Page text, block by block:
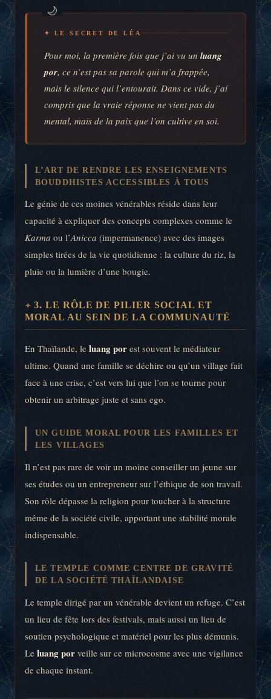
✦ LE SECRET DE LÉA
Pour moi, la première fois que j’ai vu un luang
por, ce n’est pas sa parole qui m’a frappée,
mais le silence qui l’entourait. Dans ce vide, j’ai
compris que la vraie réponse ne vient pas du
mental, mais de la paix que l’on cultive en soi.
L’ART DE RENDRE LES ENSEIGNEMENTS
BOUDDHISTES ACCESSIBLES À TOUS
Le génie de ces moines vénérables réside dans leur
capacité à expliquer des concepts complexes comme le
Karma ou l’Anicca (impermanence) avec des images
simples tirées de la vie quotidienne : la culture du riz, la
pluie ou la lumière d’une bougie.
3. LE RÔLE DE PILIER SOCIAL ET
MORAL AU SEIN DE LA COMMUNAUTÉ
En Thaïlande, le luang por est souvent le médiateur
ultime. Quand une famille se déchire ou qu’un village fait
face à une crise, c’est vers lui que l’on se tourne pour
obtenir un arbitrage juste et sans ego.
UN GUIDE MORAL POUR LES FAMILLES ET
LES VILLAGES
Il n’est pas rare de voir un moine conseiller un jeune sur
ses études ou un entrepreneur sur l’éthique de son travail.
Son rôle dépasse la religion pour toucher à la structure
même de la société civile, apportant une stabilité morale
indispensable.
LE TEMPLE COMME CENTRE DE GRAVITÉ
DE LA SOCIÉTÉ THAÏLANDAISE
Le temple dirigé par un vénérable devient un refuge. C’est
un lieu de fête lors des festivals, mais aussi un lieu de
soutien psychologique et matériel pour les plus démunis.
Le luang por veille sur ce microcosme avec une vigilance
de chaque instant.